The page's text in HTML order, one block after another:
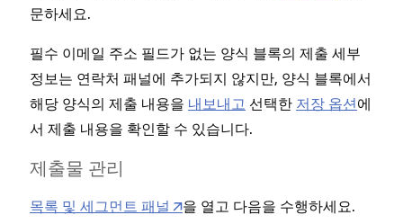
문하세요.
필수 이메일 주소 필드가 없는 양식 블록의 제출 세부
정보는 연락처 패널에 추가되지 않지만, 양식 블록에서
해당 양식의 제출 내용을 내보내고 선택한 저장 옵션에
서 제출 내용을 확인할 수 있습니다.
제출물 관리
목록 및 세그먼트 패널
을 열고 다음을 수행하세요.